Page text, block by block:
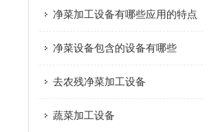
净菜加工设备有哪些应用的特点
净菜设备包含的设备有哪些
去农残净菜加工设备
蔬菜加工设备